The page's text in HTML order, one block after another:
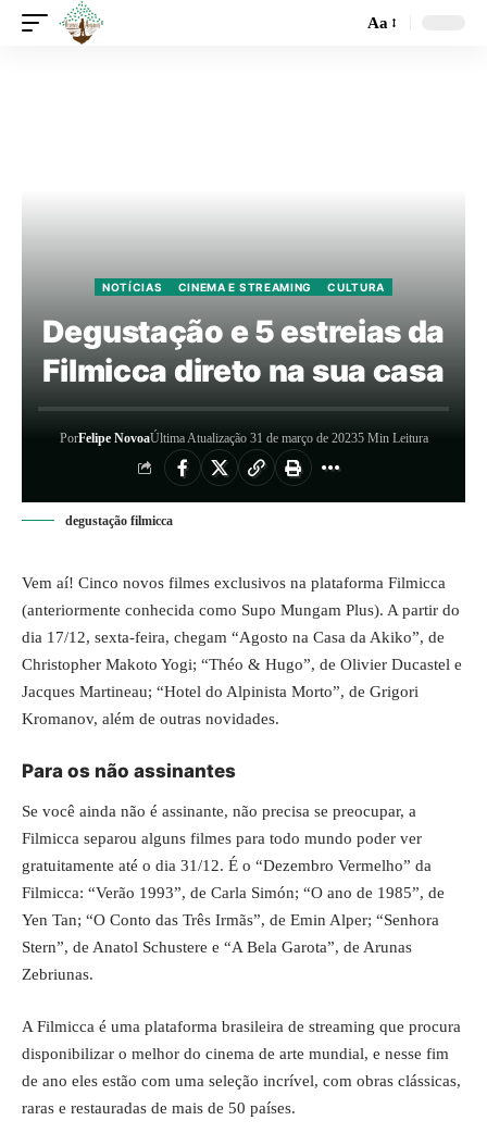
Aa
NOTÍCIAS CINEMA E STREAMING CULTURA
Degustação e 5 estreias da
Filmicca direto na sua casa
PorFelipe NovoaÚltima Atualização 31 de março de 20235 Min Leitura
degustação filmicca
Vem aí! Cinco novos filmes exclusivos na plataforma Filmicca
(anteriormente conhecida como Supo Mungam Plus). A partir do
dia 17/12, sexta-feira, chegam “Agosto na Casa da Akiko”, de
Christopher Makoto Yogi; “Théo & Hugo”, de Olivier Ducastel e
Jacques Martineau; “Hotel do Alpinista Morto”, de Grigori
Kromanov, além de outras novidades.
Para os não assinantes
Se você ainda não é assinante, não precisa se preocupar, a
Filmicca separou alguns filmes para todo mundo poder ver
gratuitamente até o dia 31/12. É o “Dezembro Vermelho” da
Filmicca: “Verão 1993”, de Carla Simón; “O ano de 1985”, de
Yen Tan; “O Conto das Três Irmãs”, de Emin Alper; “Senhora
Stern”, de Anatol Schustere e “A Bela Garota”, de Arunas
Zebriunas.
A Filmicca é uma plataforma brasileira de streaming que procura
disponibilizar o melhor do cinema de arte mundial, e nesse fim
de ano eles estão com uma seleção incrível, com obras clássicas,
raras e restauradas de mais de 50 países.